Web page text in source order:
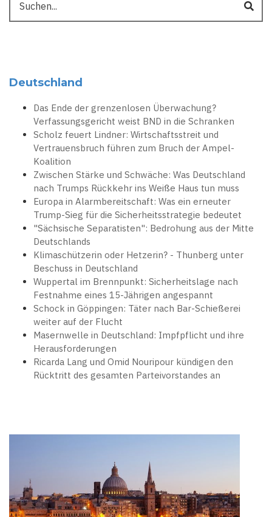
Deutschland
Das Ende der grenzenlosen Überwachung?
Verfassungsgericht weist BND in die Schranken
Scholz feuert Lindner: Wirtschaftsstreit und
Vertrauensbruch führen zum Bruch der Ampel-
Koalition
Zwischen Stärke und Schwäche: Was Deutschland
nach Trumps Rückkehr ins Weiße Haus tun muss
Europa in Alarmbereitschaft: Was ein erneuter
Trump-Sieg für die Sicherheitsstrategie bedeutet
"Sächsische Separatisten": Bedrohung aus der Mitte
Deutschlands
Klimaschützerin oder Hetzerin? - Thunberg unter
Beschuss in Deutschland
Wuppertal im Brennpunkt: Sicherheitslage nach
Festnahme eines 15-Jährigen angespannt
Schock in Göppingen: Täter nach Bar-Schießerei
weiter auf der Flucht
Masernwelle in Deutschland: Impfpflicht und ihre
Herausforderungen
Ricarda Lang und Omid Nouripour kündigen den
Rücktritt des gesamten Parteivorstandes an